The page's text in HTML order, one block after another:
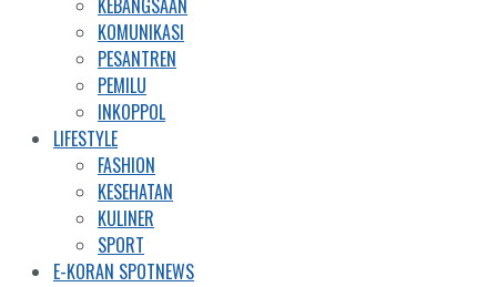
KEBANGSAAN
KOMUNIKASI
PESANTREN
PEMILU
INKOPPOL
LIFESTYLE
FASHION
KESEHATAN
KULINER
SPORT
E-KORAN SPOTNEWS